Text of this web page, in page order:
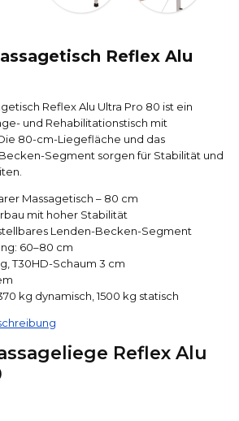
Reflex Alu
Reflex Alu Ultra Pro 80 ist ein
und Rehabilitations­tisch mit
80-cm-Liegefläche und das
Segment sorgen für Stabilität und
Massagetisch – 80 cm
mit hoher Stabilität
Lenden-Becken-Segment
60–80 cm
T30HD-Schaum 3 cm
kg dynamisch, 1500 kg statisch
Reflex Alu